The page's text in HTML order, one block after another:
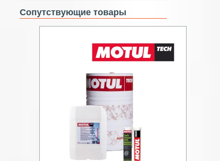
Сопутствующие товары